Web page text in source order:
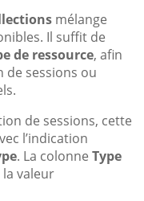
mélange
Il suffit de
de ressource, afin
de sessions ou
de sessions, cette
l’indication
. La colonne Type
valeur